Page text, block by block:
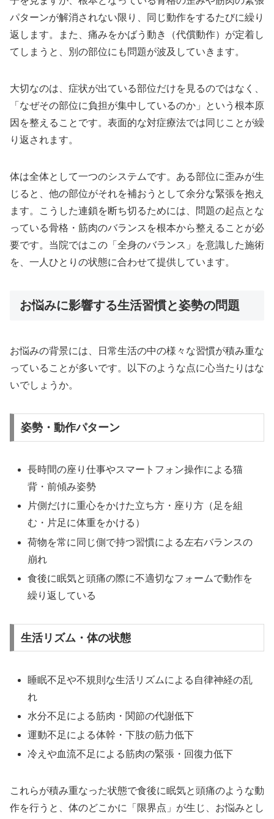
パターンが解消されない限り、同じ動作をするたびに繰り
返します。また、痛みをかばう動き（代償動作）が定着し
てしまうと、別の部位にも問題が波及していきます。
大切なのは、症状が出ている部位だけを見るのではなく、
「なぜその部位に負担が集中しているのか」という根本原
因を整えることです。表面的な対症療法では同じことが繰
り返されます。
体は全体として一つのシステムです。ある部位に歪みが生
じると、他の部位がそれを補おうとして余分な緊張を抱え
ます。こうした連鎖を断ち切るためには、問題の起点とな
っている骨格・筋肉のバランスを根本から整えることが必
要です。当院ではこの「全身のバランス」を意識した施術
を、一人ひとりの状態に合わせて提供しています。
お悩みに影響する生活習慣と姿勢の問題
お悩みの背景には、日常生活の中の様々な習慣が積み重な
っていることが多いです。以下のような点に心当たりはな
いでしょうか。
姿勢・動作パターン
長時間の座り仕事やスマートフォン操作による猫
背・前傾み姿勢
片側だけに重心をかけた立ち方・座り方（足を組
む・片足に体重をかける）
荷物を常に同じ側で持つ習慣による左右バランスの
崩れ
食後に眠気と頭痛の際に不適切なフォームで動作を
繰り返している
生活リズム・体の状態
睡眠不足や不規則な生活リズムによる自律神経の乱
れ
水分不足による筋肉・関節の代謝低下
運動不足による体幹・下肢の筋力低下
冷えや血流不足による筋肉の緊張・回復力低下
これらが積み重なった状態で食後に眠気と頭痛のような動
作を行うと、体のどこかに「限界点」が生じ、お悩みとし